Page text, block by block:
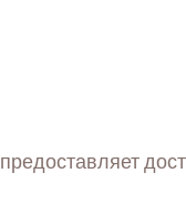
предоставляет